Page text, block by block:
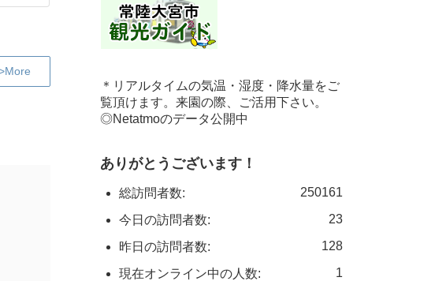
＊リアルタイムの気温・湿度・降水量をご
覧頂けます。来園の際、ご活用下さい。
◎Netatmoのデータ公開中
ありがとうございます！
250161
総訪問者数:
23
今日の訪問者数:
128
昨日の訪問者数:
1
現在オンライン中の人数: